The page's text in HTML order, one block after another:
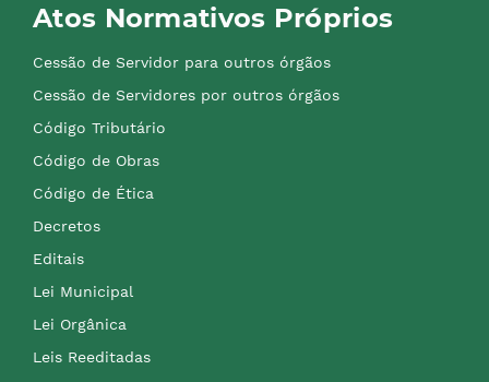
Atos Normativos Próprios
Cessão de Servidor para outros órgãos
Cessão de Servidores por outros órgãos
Código Tributário
Código de Obras
Código de Ética
Decretos
Editais
Lei Municipal
Lei Orgânica
Leis Reeditadas